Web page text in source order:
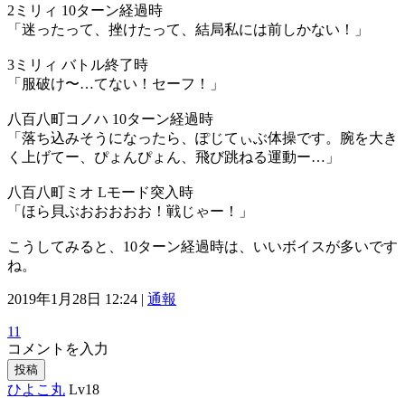
2ミリィ 10ターン経過時
「迷ったって、挫けたって、結局私には前しかない！」
3ミリィ バトル終了時
「服破け〜…てない！セーフ！」
八百八町コノハ 10ターン経過時
「落ち込みそうになったら、ぽじてぃぶ体操です。腕を大き
く上げてー、ぴょんぴょん、飛び跳ねる運動ー…」
八百八町ミオ Lモード突入時
「ほら貝ぶおおおおお！戦じゃー！」
こうしてみると、10ターン経過時は、いいボイスが多いです
ね。
2019年1月28日 12:24 | 通報
11
コメントを入力
投稿
ひよこ丸 Lv18